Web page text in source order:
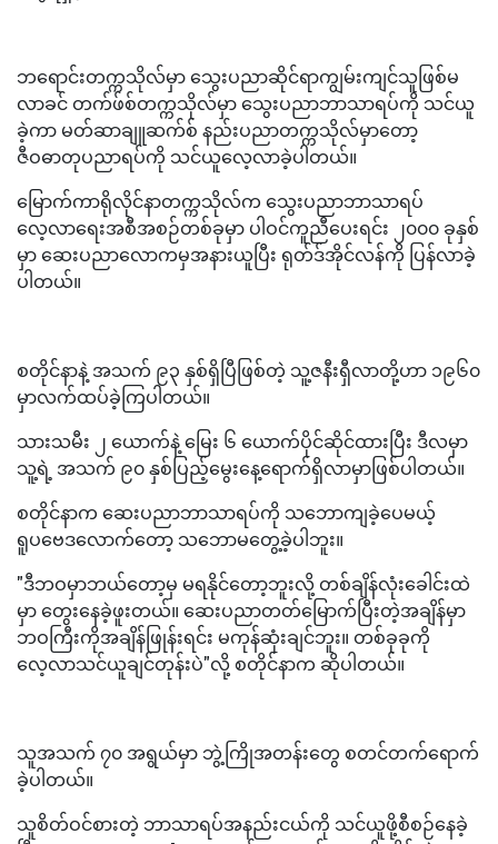
ဘရောင်းတက္ကသိုလ်မှာ သွေးပညာဆိုင်ရာကျွမ်းကျင်သူဖြစ်မ
လာခင် တက်ဖ်စ်တက္ကသိုလ်မှာ သွေးပညာဘာသာရပ်ကို သင်ယူ
ခဲ့ကာ မတ်ဆာချူဆက်စ် နည်းပညာတက္ကသိုလ်မှာတော့
ဇီဝဓာတုပညာရပ်ကို သင်ယူလေ့လာခဲ့ပါတယ်။
မြောက်ကာရိုလိုင်နာတက္ကသိုလ်က သွေးပညာဘာသာရပ်
လေ့လာရေးအစီအစဉ်တစ်ခုမှာ ပါဝင်ကူညီပေးရင်း ၂၀၀၀ ခုနှစ်
မှာ ဆေးပညာလောကမှအနားယူပြီး ရုတ်ဒ်အိုင်လန်ကို ပြန်လာခဲ့
ပါတယ်။
စတိုင်နာနဲ့ အသက် ၉၃ နှစ်ရှိပြီဖြစ်တဲ့ သူ့ဇနီးရှီလာတို့ဟာ ၁၉၆၀
မှာလက်ထပ်ခဲ့ကြပါတယ်။
သားသမီး ၂ ယောက်နဲ့ မြေး ၆ ယောက်ပိုင်ဆိုင်ထားပြီး ဒီလမှာ
သူ့ရဲ့ အသက် ၉၀ နှစ်ပြည့်မွေးနေ့ရောက်ရှိလာမှာဖြစ်ပါတယ်။
စတိုင်နာက ဆေးပညာဘာသာရပ်ကို သဘောကျခဲ့ပေမယ့်
ရူပဗေဒလောက်တော့ သဘောမတွေ့ခဲ့ပါဘူး။
"ဒီဘဝမှာဘယ်တော့မှ မရနိုင်တော့ဘူးလို့ တစ်ချိန်လုံးခေါင်းထဲ
မှာ တွေးနေခဲ့ဖူးတယ်။ ဆေးပညာတတ်မြောက်ပြီးတဲ့အချိန်မှာ
ဘဝကြီးကိုအချိန်ဖြုန်းရင်း မကုန်ဆုံးချင်ဘူး။ တစ်ခုခုကို
လေ့လာသင်ယူချင်တုန်းပဲ"လို့ စတိုင်နာက ဆိုပါတယ်။
သူအသက် ၇၀ အရွယ်မှာ ဘွဲ့ကြိုအတန်းတွေ စတင်တက်ရောက်
ခဲ့ပါတယ်။
သူစိတ်ဝင်စားတဲ့ ဘာသာရပ်အနည်းငယ်ကို သင်ယူဖို့စီစဉ်နေခဲ့